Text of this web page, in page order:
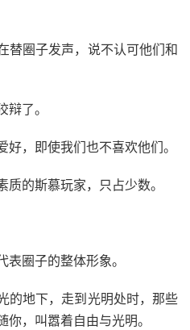
圈子发声，说不认可他们和
了。
，即使我们也不喜欢他们。
的斯慕玩家，只占少数。
圈子的整体形象。
的地下，走到光明处时，那些
，叫嚣着自由与光明。